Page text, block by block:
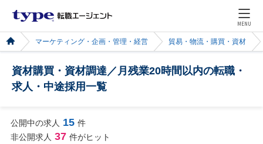
MENU
マーケティング・企画・管理・経営 貿易・物流・購買・資材
資材購買・資材調達／月残業20時間以内の転職・
求人・中途採用一覧
公開中の求人 15 件
非公開求人 37 件がヒット